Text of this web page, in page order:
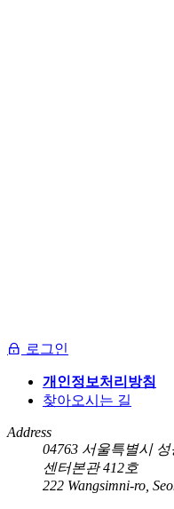
로그인
개인정보처리방침
찾아오시는 길
Address
04763 서울특별시
센터본관 412호
222 Wangsimni-ro,